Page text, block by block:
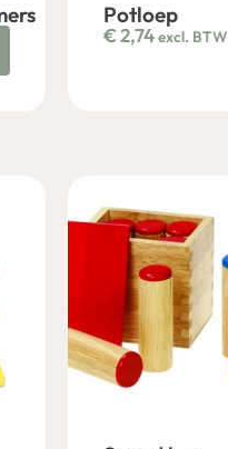
Potloep
€2,74excl. BTW